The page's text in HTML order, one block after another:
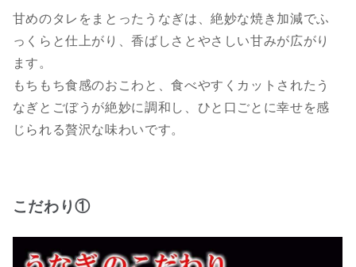
甘めのタレをまとったうなぎは、絶妙な焼き加減でふ
っくらと仕上がり、香ばしさとやさしい甘みが広がり
ます。
もちもち食感のおこわと、食べやすくカットされたう
なぎとごぼうが絶妙に調和し、ひと口ごとに幸せを感
じられる贅沢な味わいです。
こだわり①